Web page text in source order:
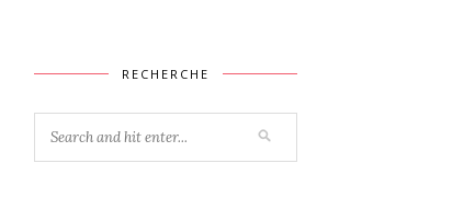
RECHERCHE